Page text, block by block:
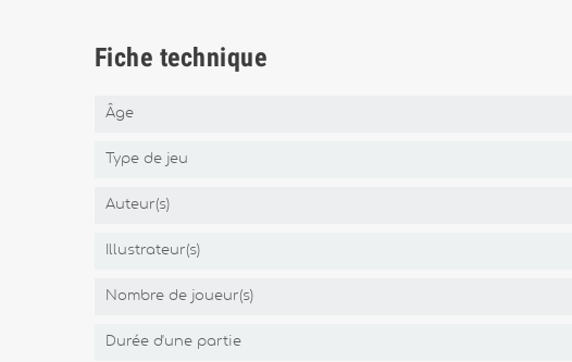
Fiche technique
Âge
Type de jeu
Auteur(s)
Illustrateur(s)
Nombre de joueur(s)
Durée d'une partie